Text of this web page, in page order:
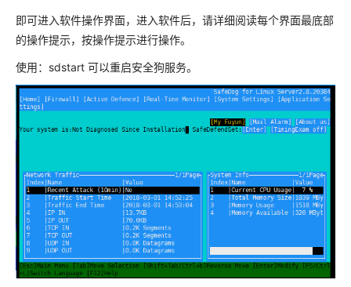
即可进入软件操作界面，进入软件后，请详细阅读每个界面最底部
的操作提示，按操作提示进行操作。
使用：sdstart 可以重启安全狗服务。